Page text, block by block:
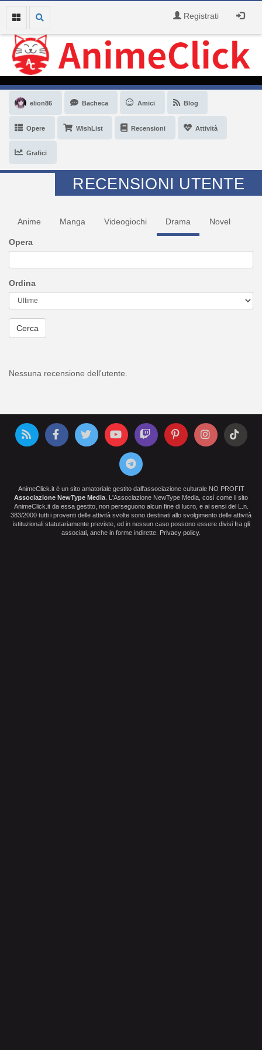
Registrati
elion86 Bacheca Amici Blog
Opere WishList Recensioni Attività
Grafici
RECENSIONI UTENTE
Anime Manga Videogiochi Drama Novel
Opera
Ordina
Cerca
Nessuna recensione dell'utente.
AnimeClick.it è un sito amatoriale gestito dall'associazione culturale NO PROFIT
Associazione NewType Media . L'Associazione NewType Media, così come il sito
AnimeClick.it da essa gestito, non perseguono alcun fine di lucro, e ai sensi del L.n.
383/2000 tutti i proventi delle attività svolte sono destinati allo svolgimento delle attività
istituzionali statutariamente previste, ed in nessun caso possono essere divisi fra gli
associati, anche in forme indirette. Privacy policy.